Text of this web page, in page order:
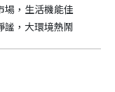
場，生活機能佳
謐，大環境熱鬧